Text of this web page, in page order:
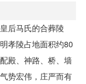
后马氏的合葬陵
孝陵占地面积约80
殿、神路、桥、墙
势宏伟，庄严而有